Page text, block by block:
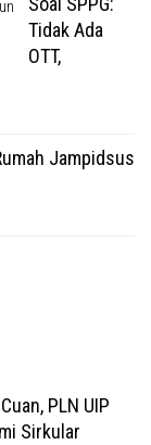
Tidak Ada
OTT,
Jampidsus
PLN UIP
Sirkular